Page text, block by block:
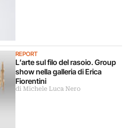
REPORT
L’arte sul filo del rasoio. Group
show nella galleria di Erica
Fiorentini
di Michele Luca Nero